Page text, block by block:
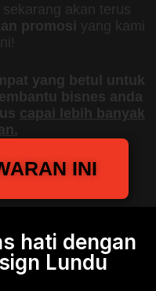
akan terus
promosi yang kami
yang betul untuk
bisnes anda
capai lebih banyak
INI
hati dengan
Lundu